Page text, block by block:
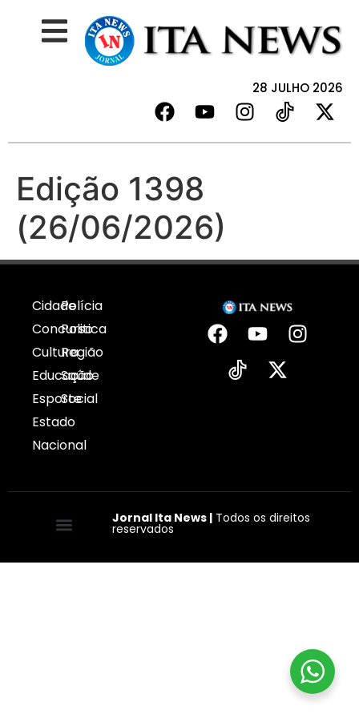
28 JULHO 2026
Edição 1398
(26/06/2026)
Cidade
Concurso
Cultura
Educação
Esporte
Estado
Nacional
Polícia
Politica
Região
Saúde
Social
Jornal Ita News |Todos os direitos
reservados